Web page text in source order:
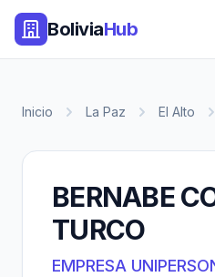
BoliviaHub
Inicio La Paz El Alto
BERNABE
TURCO
EMPRESA